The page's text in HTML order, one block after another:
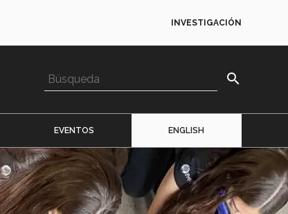
INVESTIGACIÓN
search
EVENTOS ENGLISH